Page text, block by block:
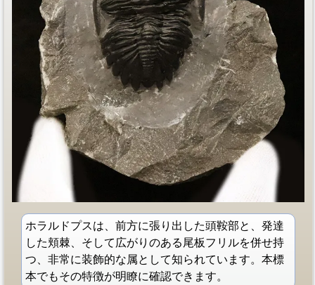
ホラルドプスは、前方に張り出した頭鞍部と、発達
した頬棘、そして広がりのある尾板フリルを併せ持
つ、非常に装飾的な属として知られています。本標
本でもその特徴が明瞭に確認できます。